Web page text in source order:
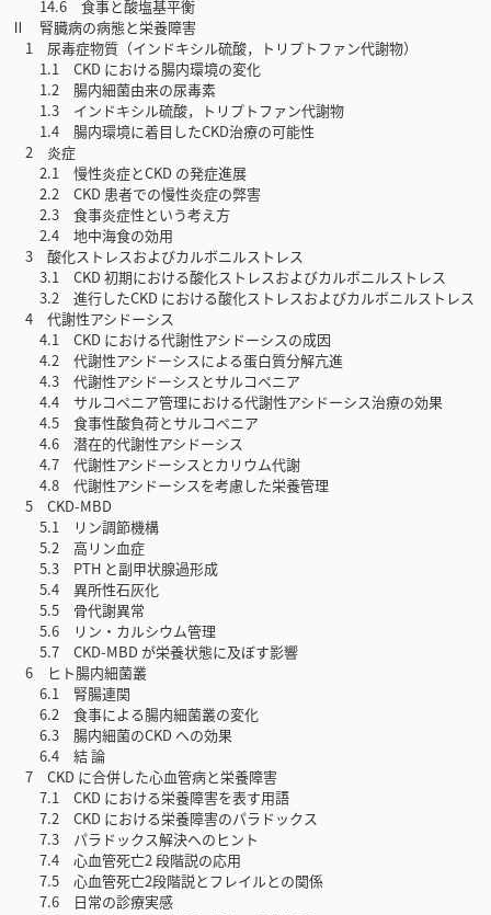
14.6 食事と酸塩基平衡
Ⅱ 腎臓病の病態と栄養障害
1 尿毒症物質（インドキシル硫酸，トリプトファン代謝物）
1.1 CKD における腸内環境の変化
1.2 腸内細菌由来の尿毒素
1.3 インドキシル硫酸，トリプトファン代謝物
1.4 腸内環境に着目したCKD治療の可能性
2 炎症
2.1 慢性炎症とCKD の発症進展
2.2 CKD 患者での慢性炎症の弊害
2.3 食事炎症性という考え方
2.4 地中海食の効用
3 酸化ストレスおよびカルボニルストレス
3.1 CKD 初期における酸化ストレスおよびカルボニルストレス
3.2 進行したCKD における酸化ストレスおよびカルボニルストレス
4 代謝性アシドーシス
4.1 CKD における代謝性アシドーシスの成因
4.2 代謝性アシドーシスによる蛋白質分解亢進
4.3 代謝性アシドーシスとサルコペニア
4.4 サルコペニア管理における代謝性アシドーシス治療の効果
4.5 食事性酸負荷とサルコペニア
4.6 潜在的代謝性アシドーシス
4.7 代謝性アシドーシスとカリウム代謝
4.8 代謝性アシドーシスを考慮した栄養管理
5 CKD-MBD
5.1 リン調節機構
5.2 高リン血症
5.3 PTH と副甲状腺過形成
5.4 異所性石灰化
5.5 骨代謝異常
5.6 リン・カルシウム管理
5.7 CKD-MBD が栄養状態に及ぼす影響
6 ヒト腸内細菌叢
6.1 腎腸連関
6.2 食事による腸内細菌叢の変化
6.3 腸内細菌のCKD への効果
6.4 結 論
7 CKD に合併した心血管病と栄養障害
7.1 CKD における栄養障害を表す用語
7.2 CKD における栄養障害のパラドックス
7.3 パラドックス解決へのヒント
7.4 心血管死亡2 段階説の応用
7.5 心血管死亡2段階説とフレイルとの関係
7.6 日常の診療実感